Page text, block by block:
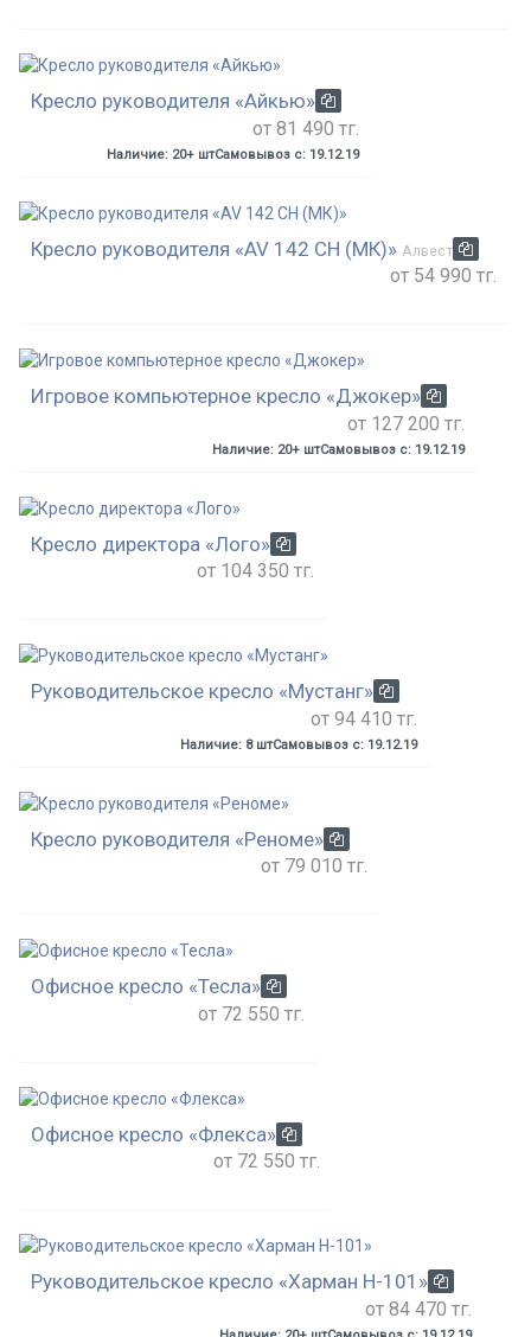
Кресло руководителя «Айкью»
от 81 490 тг.
Наличие: 20+ штСамовывоз с: 19.12.19
Кресло руководителя «AV 142 CH (МК)» Алвест
от 54 990 тг.
Игровое компьютерное кресло «Джокер»
от 127 200 тг.
Наличие: 20+ штСамовывоз с: 19.12.19
Кресло директора «Лого»
от 104 350 тг.
Руководительское кресло «Мустанг»
от 94 410 тг.
Наличие: 8 штСамовывоз с: 19.12.19
Кресло руководителя «Реноме»
от 79 010 тг.
Офисное кресло «Тесла»
от 72 550 тг.
Офисное кресло «Флекса»
от 72 550 тг.
Руководительское кресло «Харман H-101»
от 84 470 тг.